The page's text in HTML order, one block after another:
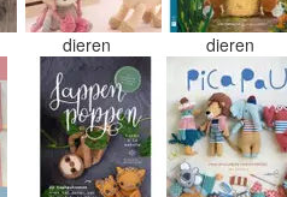
dieren dieren